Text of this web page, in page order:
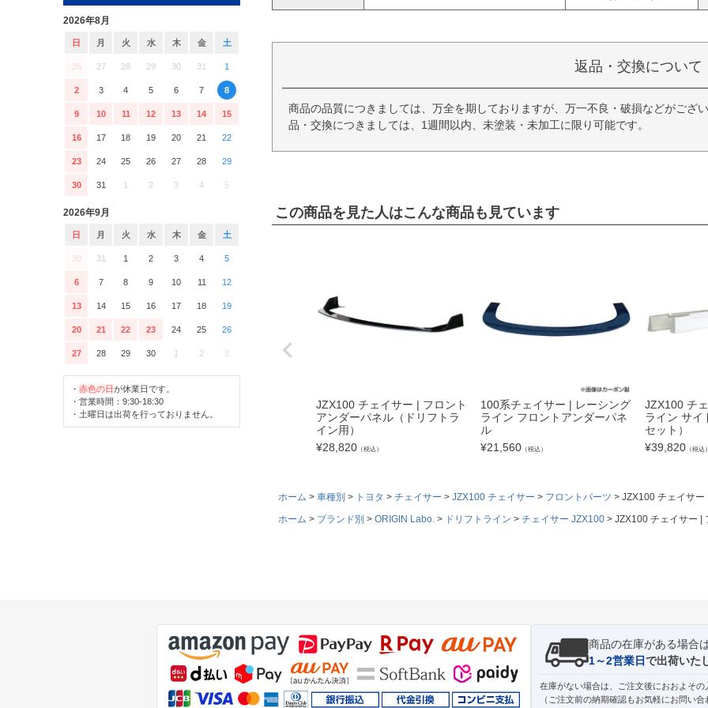
2026年8月
日 月 火 水 木 金 土
26 27 28 29 30 31 1
2 3 4 5 6 7 8
9 10 11 12 13 14 15
16 17 18 19 20 21 22
23 24 25 26 27 28 29
30 31 1 2 3 4 5
2026年9月
日 月 火 水 木 金 土
30 31 1 2 3 4 5
6 7 8 9 10 11 12
13 14 15 16 17 18 19
20 21 22 23 24 25 26
27 28 29 30 1 2 3
・ 赤色の日が休業日です。
・営業時間：9:30-18:30
・土曜日は出荷を行っておりません。
返品・交換について
商品の品質につきましては、万全を期しておりますが、万一不良・破損などがござ
品・交換につきましては、1週間以内、未塗装・未加工に限り可能です。
この商品を見た人はこんな商品も見ています
JZX100 チェイサー | フロント
アンダーパネル（ドリフトラ
イン用）
¥28,820 （税込）
100系チェイサー | レーシング
ライン フロントアンダーパネ
ル
¥21,560 （税込）
JZX100 チ
ライン サイ
セット）
¥39,820 （税込
ホーム 車種別 トヨタ チェイサー JZX100 チェイサー フロントパーツ
JZX100 チェイサー
ホーム
ブランド別 ORIGIN Labo. ドリフトライン チェイサー JZX100 JZX100 チェイサー |
商品の在庫がある場合
1～2営業日で出荷いた
在庫がない場合は、ご注文後におおよそ
（ご注文前の納期確認もお気軽にお問い